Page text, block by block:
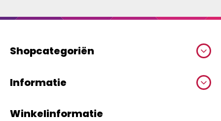
Shopcategoriën
Informatie
Winkelinformatie